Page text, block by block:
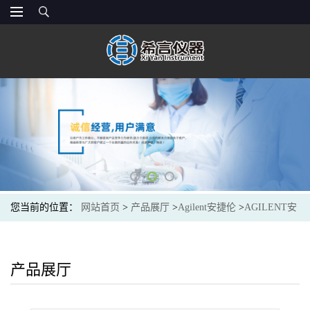
您当前的位置： 网站首页 > 产品展厅 >Agilent安捷伦 >AGILENT安
产品展厅